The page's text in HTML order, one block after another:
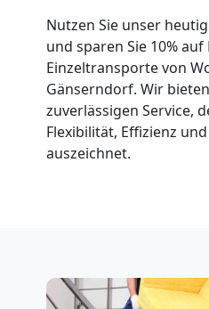
Nutzen Sie unser
und sparen Sie 10%
Einzeltransporte von
Gänserndorf. Wir
zuverlässigen Service,
Flexibilität, Effizienz
auszeichnet.